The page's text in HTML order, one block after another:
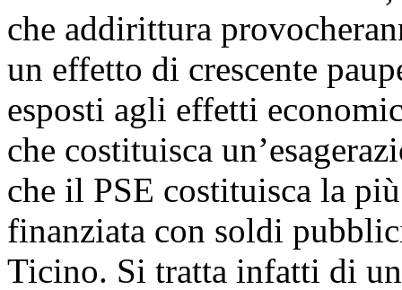
che addirittura
un effetto di crescente
esposti agli effetti
che costituisca
che il PSE costituisca la
finanziata con soldi
Ticino. Si tratta infatti di